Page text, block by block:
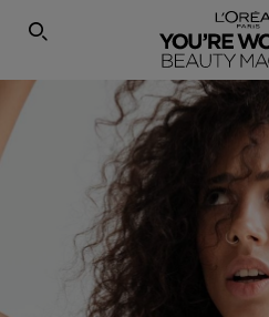
SEARCH THIS SITE